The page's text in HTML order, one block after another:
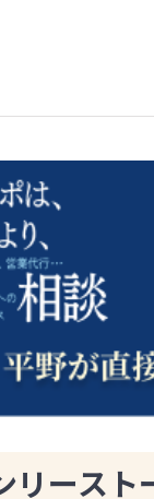
リースト